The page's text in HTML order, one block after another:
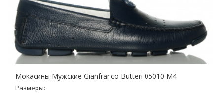
Мокасины Мужские Gianfranco Butteri 05010 M4
Размеры: